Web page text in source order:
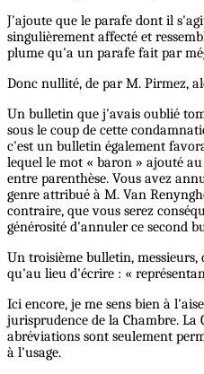
J'ajoute que le parafe dont il
singulièrement affecté et
plume qu'a un parafe fait par
Donc nullité, de par M. Pirmez,
Un bulletin que j'avais oublié
sous le coup de cette
c'est un bulletin également
lequel le mot « baron » ajouté
entre parenthèse. Vous avez
genre attribué à M. Van
contraire, que vous serez
générosité d'annuler ce second
Un troisième bulletin,
qu'au lieu d'écrire : «
Ici encore, je me sens bien à
jurisprudence de la Chambre. La
abréviations sont seulement
à l'usage.